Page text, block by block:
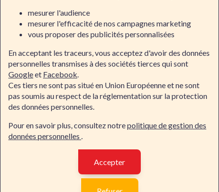
Contacter Dawan
02/318.50.01
Par e-mail
Demande d'informations
Suivre le quotidien de nos centres
Formations à Bruxelles
mesurer l'audience
mesurer l'efficacité de nos campagnes marketing
vous proposer des publicités personnalisées
En acceptant les traceurs, vous acceptez d'avoir des données
personnelles transmises à des sociétés tierces qui sont
Googleet Facebook.
Ces tiers ne sont pas situé en Union Européenne et ne sont
pas soumis au respect de la réglementation sur la protection
des données personnelles.
Pour en savoir plus, consultez notrepolitique de gestion des
données personnelles .
Accepter